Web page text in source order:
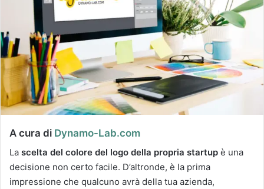
A cura di Dynamo-Lab.com
La scelta del colore del logo della propria startup è una
decisione non certo facile. D’altronde, è la prima
impressione che qualcuno avrà della tua azienda,